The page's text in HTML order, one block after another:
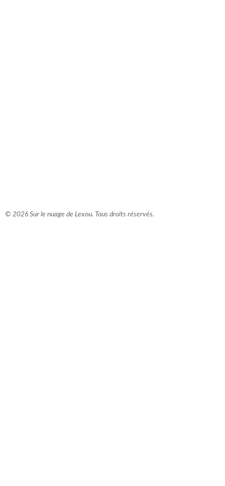
© 2026 Sur le nuage de Lexou. Tous droits réservés.